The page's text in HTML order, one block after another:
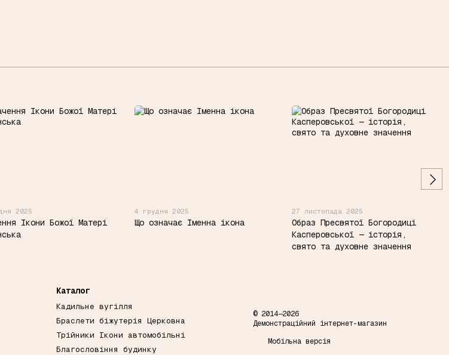
2025
Ікони Божої Матері
4 грудня 2025
Що означає Іменна ікона
27 листопада 2025
Образ Пресвятої Богородиці
Касперовської — історія,
свято та духовне значення
Каталог
Кадильне вугілля
Браслети біжутерія Церковна
Трійники Ікони автомобільні
Благословіння будинку
© 2014—2026
Демонстраційний інтернет-магазин
Мобільна версія